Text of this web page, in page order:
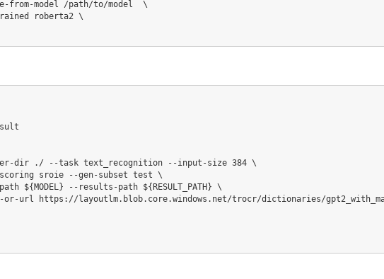
from-model /path/to/model
\
roberta2
\
dir ./ --task text_recognition --input-size
384 \
sroie --gen-subset test \
${MODEL} --results-path ${RESULT_PATH} \
url https://layoutlm.blob.core.windows.net/trocr/dictionaries/